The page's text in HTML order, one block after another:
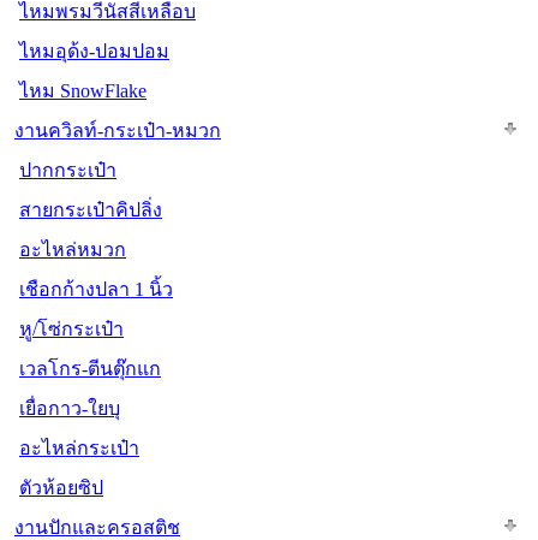
ไหมพรมวีนัสสีเหลือบ
ไหมอุด้ง-ปอมปอม
ไหม SnowFlake
งานควิลท์-กระเป๋า-หมวก
ปากกระเป๋า
สายกระเป๋าคิปลิ่ง
อะไหล่หมวก
เชือกก้างปลา 1 นิ้ว
หู/โซ่กระเป๋า
เวลโกร-ตีนตุ๊กแก
เยื่อกาว-ใยบุ
อะไหล่กระเป๋า
ตัวห้อยซิป
งานปักและครอสติช